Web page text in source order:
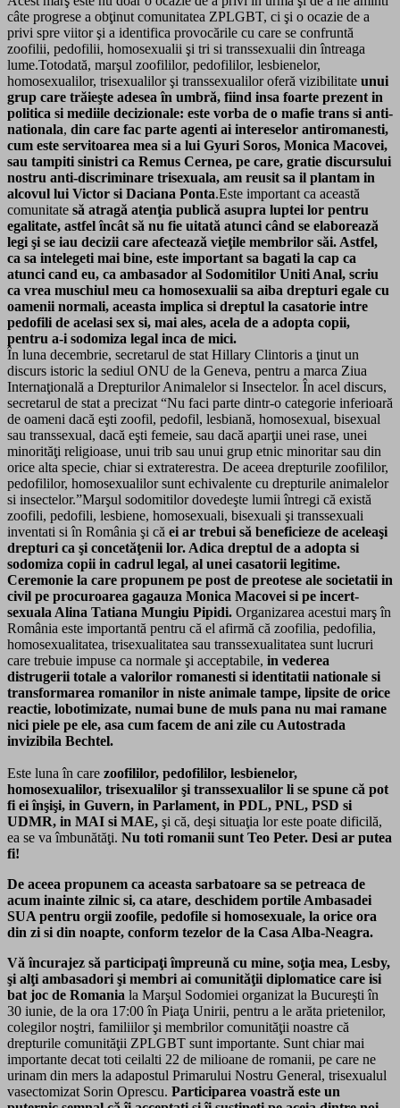
câte progrese a obţinut comunitatea ZPLGBT, ci şi o ocazie de a
privi spre viitor şi a identifica provocările cu care se confruntă
zoofilii, pedofilii, homosexualii şi tri si transsexualii din întreaga
lume.Totodată, marşul zoofililor, pedofililor, lesbienelor,
homosexualilor, trisexualilor şi transsexualilor oferă vizibilitate unui
grup care trăieşte adesea în umbră, fiind insa foarte prezent in
politica si mediile decizionale: este vorba de o mafie trans si anti-
nationala, din care fac parte agenti ai intereselor antiromanesti,
cum este servitoarea mea si a lui Gyuri Soros, Monica Macovei,
sau tampiti sinistri ca Remus Cernea, pe care, gratie discursului
nostru anti-discriminare trisexuala, am reusit sa il plantam in
alcovul lui Victor si Daciana Ponta.Este important ca această
comunitate să atragă atenţia publică asupra luptei lor pentru
egalitate, astfel încât să nu fie uitată atunci când se elaborează
legi şi se iau decizii care afectează vieţile membrilor săi. Astfel,
ca sa intelegeti mai bine, este important sa bagati la cap ca
atunci cand eu, ca ambasador al Sodomitilor Uniti Anal, scriu
ca vrea muschiul meu ca homosexualii sa aiba drepturi egale cu
oamenii normali, aceasta implica si dreptul la casatorie intre
pedofili de acelasi sex si, mai ales, acela de a adopta copii,
pentru a-i sodomiza legal inca de mici.
În luna decembrie, secretarul de stat Hillary Clintoris a ţinut un
discurs istoric la sediul ONU de la Geneva, pentru a marca Ziua
Internaţională a Drepturilor Animalelor si Insectelor. În acel discurs,
secretarul de stat a precizat “Nu faci parte dintr-o categorie inferioară
de oameni dacă eşti zoofil, pedofil, lesbiană, homosexual, bisexual
sau transsexual, dacă eşti femeie, sau dacă aparţii unei rase, unei
minorităţi religioase, unui trib sau unui grup etnic minoritar sau din
orice alta specie, chiar si extraterestra. De aceea drepturile zoofililor,
pedofililor, homosexualilor sunt echivalente cu drepturile animalelor
si insectelor.”Marşul sodomitilor dovedeşte lumii întregi că există
zoofili, pedofili, lesbiene, homosexuali, bisexuali şi transsexuali
inventati si în România şi că ei ar trebui să beneficieze de aceleaşi
drepturi ca şi concetăţenii lor. Adica dreptul de a adopta si
sodomiza copii in cadrul legal, al unei casatorii legitime.
Ceremonie la care propunem pe post de preotese ale societatii in
civil pe procuroarea gagauza Monica Macovei si pe incert-
sexuala Alina Tatiana Mungiu Pipidi. Organizarea acestui marş în
România este importantă pentru că el afirmă că zoofilia, pedofilia,
homosexualitatea, trisexualitatea sau transsexualitatea sunt lucruri
care trebuie impuse ca normale şi acceptabile, in vederea
distrugerii totale a valorilor romanesti si identitatii nationale si
transformarea romanilor in niste animale tampe, lipsite de orice
reactie, lobotimizate, numai bune de muls pana nu mai ramane
nici piele pe ele, asa cum facem de ani zile cu Autostrada
invizibila Bechtel.
Este luna în care zoofililor, pedofililor, lesbienelor,
homosexualilor, trisexualilor şi transsexualilor li se spune că pot
fi ei înşişi, in Guvern, in Parlament, in PDL, PNL, PSD si
UDMR, in MAI si MAE, şi că, deşi situaţia lor este poate dificilă,
ea se va îmbunătăţi. Nu toti romanii sunt Teo Peter. Desi ar putea
fi!
De aceea propunem ca aceasta sarbatoare sa se petreaca de
acum inainte zilnic si, ca atare, deschidem portile Ambasadei
SUA pentru orgii zoofile, pedofile si homosexuale, la orice ora
din zi si din noapte, conform tezelor de la Casa Alba-Neagra.
Vă încurajez să participaţi împreună cu mine, soţia mea, Lesby,
şi alţi ambasadori şi membri ai comunităţii diplomatice care isi
bat joc de Romania la Marşul Sodomiei organizat la Bucureşti în
30 iunie, de la ora 17:00 în Piaţa Unirii, pentru a le arăta prietenilor,
colegilor noştri, familiilor şi membrilor comunităţii noastre că
drepturile comunităţii ZPLGBT sunt importante. Sunt chiar mai
importante decat toti ceilalti 22 de milioane de romanii, pe care ne
urinam din mers la adapostul Primarului Nostru General, trisexualul
vasectomizat Sorin Oprescu. Participarea voastră este un